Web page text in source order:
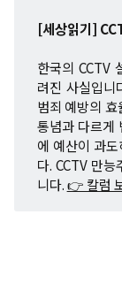
[세상읽기]
한국의 CCTV
려진 사실입니
범죄 예방의
통념과 다르게
에 예산이 과
다. CCTV 만
니다.👉 칼럼